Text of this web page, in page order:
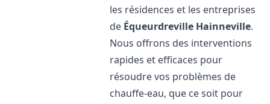
les résidences et les entreprises
de Équeurdreville Hainneville.
Nous offrons des interventions
rapides et efficaces pour
résoudre vos problèmes de
chauffe-eau, que ce soit pour